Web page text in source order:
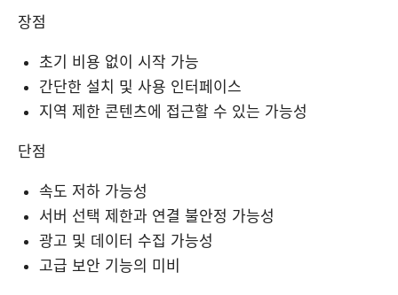
장점
초기 비용 없이 시작 가능
간단한 설치 및 사용 인터페이스
지역 제한 콘텐츠에 접근할 수 있는 가능성
단점
속도 저하 가능성
서버 선택 제한과 연결 불안정 가능성
광고 및 데이터 수집 가능성
고급 보안 기능의 미비